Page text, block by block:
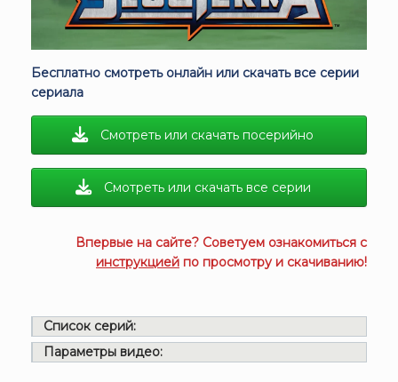
Бесплатно смотреть онлайн или скачать все серии
сериала
Смотреть или скачать посерийно
Смотреть или скачать все серии
Впервые на сайте? Советуем ознакомиться с
инструкцией по просмотру и скачиванию!
Список серий:
Параметры видео: